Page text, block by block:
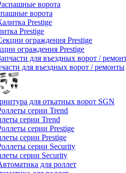
ворота
Prestige
ограждения Prestige
для въездных ворот / ремонты
для откатных ворот SGN
серии Trend
серии Prestige
серии Security